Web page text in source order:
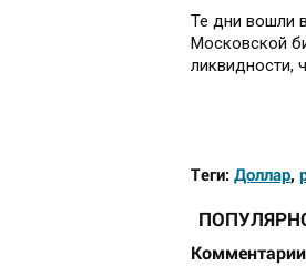
Те дни вошли
Московской
ликвидности,
Теги: Доллар,
Комментарии